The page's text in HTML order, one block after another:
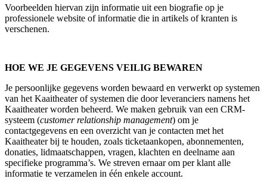
Voorbeelden hiervan zijn informatie uit een biografie op je
professionele website of informatie die in artikels of kranten is
verschenen.
HOE WE JE GEGEVENS VEILIG BEWAREN
Je persoonlijke gegevens worden bewaard en verwerkt op systemen
van het Kaaitheater of systemen die door leveranciers namens het
Kaaitheater worden beheerd. We maken gebruik van een CRM-
systeem (customer relationship management) om je
contactgegevens en een overzicht van je contacten met het
Kaaitheater bij te houden, zoals ticketaankopen, abonnementen,
donaties, lidmaatschappen, vragen, klachten en deelname aan
specifieke programma’s. We streven ernaar om per klant alle
informatie te verzamelen in één enkele account.